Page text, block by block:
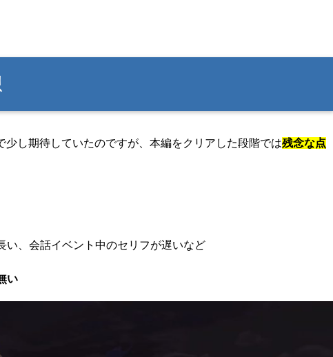
少し期待していたのですが、本編をクリアした段階では残念な点
い、会話イベント中のセリフが遅いなど
い